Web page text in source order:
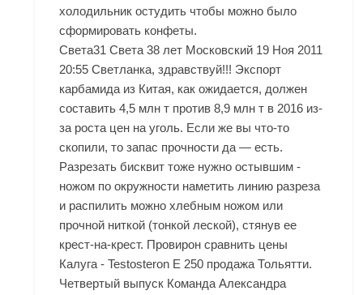
холодильник остудить чтобы можно было
сформировать конфеты.
Света31 Света 38 лет Московский 19 Ноя 2011
20:55 Светланка, здравствуй!!! Экспорт
карбамида из Китая, как ожидается, должен
составить 4,5 млн т против 8,9 млн т в 2016 из-
за роста цен на уголь. Если же вы что-то
скопили, то запас прочности да — есть.
Разрезать бисквит тоже нужно остывшим -
ножом по окружности наметить линию разреза
и распилить можно хлебным ножом или
прочной ниткой (тонкой леской), стянув ее
крест-на-крест. Провирон сравнить цены
Калуга - Testosteron E 250 продажа Тольятти.
Четвертый выпуск Команда Александра